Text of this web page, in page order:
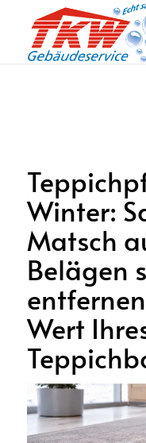
Winter:
Matsch
Belägen
Wert